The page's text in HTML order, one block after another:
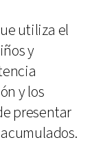
utiliza el
y
y los
presentar